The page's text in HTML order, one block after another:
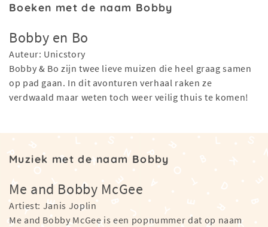
Boeken met de naam Bobby
Bobby en Bo
Auteur: Unicstory
Bobby & Bo zijn twee lieve muizen die heel graag samen
op pad gaan. In dit avonturen verhaal raken ze
verdwaald maar weten toch weer veilig thuis te komen!
Muziek met de naam Bobby
Me and Bobby McGee
Artiest: Janis Joplin
Me and Bobby McGee is een popnummer dat op naam